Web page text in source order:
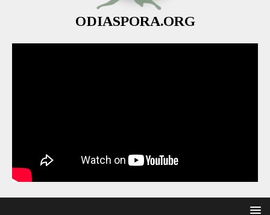
ODIASPORA.ORG